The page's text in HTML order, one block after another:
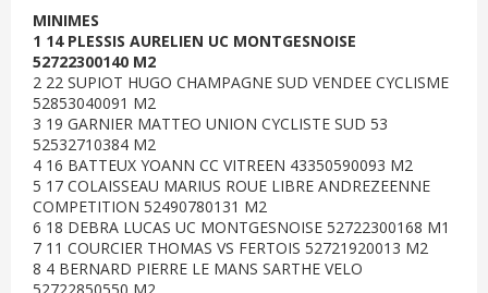
MINIMES
1 14 PLESSIS AURELIEN UC MONTGESNOISE
52722300140 M2
2 22 SUPIOT HUGO CHAMPAGNE SUD VENDEE CYCLISME
52853040091 M2
3 19 GARNIER MATTEO UNION CYCLISTE SUD 53
52532710384 M2
4 16 BATTEUX YOANN CC VITREEN 43350590093 M2
5 17 COLAISSEAU MARIUS ROUE LIBRE ANDREZEENNE
COMPETITION 52490780131 M2
6 18 DEBRA LUCAS UC MONTGESNOISE 52722300168 M1
7 11 COURCIER THOMAS VS FERTOIS 52721920013 M2
8 4 BERNARD PIERRE LE MANS SARTHE VELO